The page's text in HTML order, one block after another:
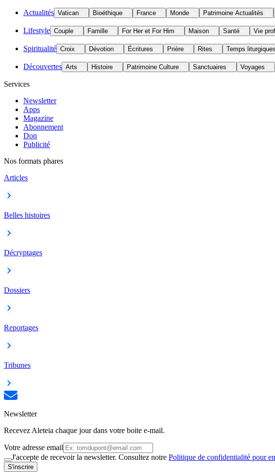
Actualités Vatican Bioéthique France Monde Patrimoine Actualités
Lifestyle Couple Famille For Her et For Him Maison Santé Vie
Spiritualité Croix Dévotion Écritures Prière Rites Temps liturgiques
Découvertes Arts Histoire Patrimoine Culture Sanctuaires Voyages
Services
Newsletter
Apps
Magazine
Abonnement
Don
Publicité
Nos formats phares
Articles
Belles histoires
Décryptages
Dossiers
Reportages
Tribunes
Newsletter
Recevez Aleteia chaque jour dans votre boite e-mail.
Votre adresse email
J'accepte de recevoir la newsletter. Consultez notre Politique de confidentialité pour
S'inscrire